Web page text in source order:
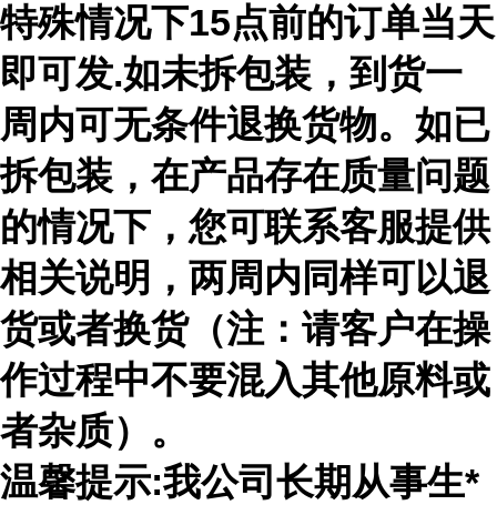
特殊情况下15点前的订单当天
即可发.如未拆包装，到货一
周内可无条件退换货物。如已
拆包装，在产品存在质量问题
的情况下，您可联系客服提供
相关说明，两周内同样可以退
货或者换货（注：请客户在操
作过程中不要混入其他原料或
者杂质）。
温馨提示:我公司长期从事生*